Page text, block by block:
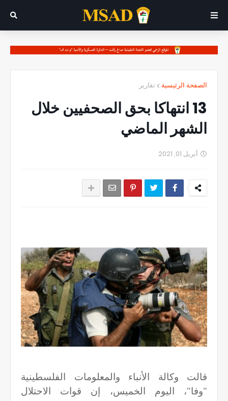
الصفحة الرئيسية تقارير
13 انتهاكا بحق الصحفيين خلال
الشهر الماضي
أبريل 01, 2021
قالت وكالة الأنباء والمعلومات الفلسطينية
"وفا"، اليوم الخميس، إن قوات الاحتلال